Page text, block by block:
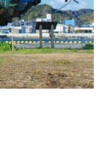
ズ
うち
備後のうめぇもん
粟倉村/奈義町/勝央町